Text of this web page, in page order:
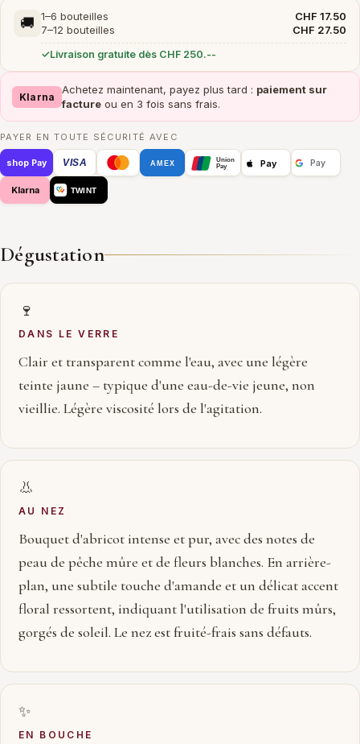
🚚 1–6 bouteilles
CHF 17.50
7–12 bouteilles
CHF 27.50
Livraison gratuite dès CHF 250.--
Klarna
Achetez maintenant, payez plus tard : paiement sur
facture ou en 3 fois sans frais.
PAYER EN TOUTE SÉCURITÉ AVEC
shop Pay VISA AMEX
Union
Pay
Pay Pay
Klarna TWINT
Dégustation
🍷
DANS LE VERRE
Clair et transparent comme l'eau, avec une légère
teinte jaune – typique d'une eau-de-vie jeune, non
vieillie. Légère viscosité lors de l'agitation.
👃
AU NEZ
Bouquet d'abricot intense et pur, avec des notes de
peau de pêche mûre et de fleurs blanches. En arrière-
plan, une subtile touche d'amande et un délicat accent
floral ressortent, indiquant l'utilisation de fruits mûrs,
gorgés de soleil. Le nez est fruité-frais sans défauts.
✨
EN BOUCHE